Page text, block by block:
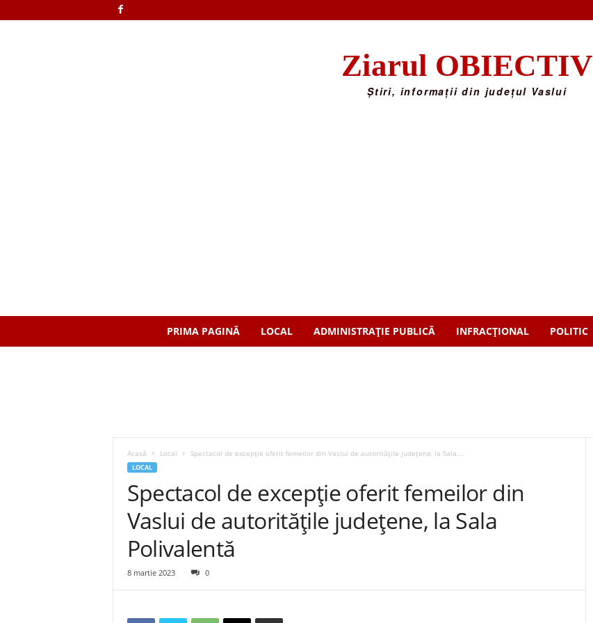
Ziarul OBIECTIV
Știri, informații din județul Vaslui
PRIMA PAGINĂ LOCAL ADMINISTRAȚIE PUBLICĂ INFRACȚIONAL POLITIC
Acasă Local Spectacol de excepție oferit femeilor din Vaslui de autoritățile județene, la Sala...
LOCAL
Spectacol de excepție oferit femeilor din
Vaslui de autoritățile județene, la Sala
Polivalentă
8 martie 2023 0